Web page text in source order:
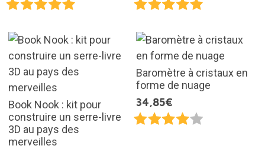
Book Nook : kit pour
construire un serre-livre
3D au pays des
merveilles
Baromètre à cristaux en
forme de nuage
34,85€